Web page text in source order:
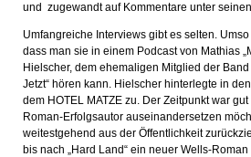
und zugewandt auf Kommentare unter
Umfangreiche Interviews gibt es selten. Umso
dass man sie in einem Podcast von Mathias
Hielscher, dem ehemaligen Mitglied der Band
Jetzt“ hören kann. Hielscher hinterlegte in
dem HOTEL MATZE zu. Der Zeitpunkt war
Roman-Erfolgsautor auseinandersetzen
weitestgehend aus der Öffentlichkeit
bis nach „Hard Land“ ein neuer Wells-